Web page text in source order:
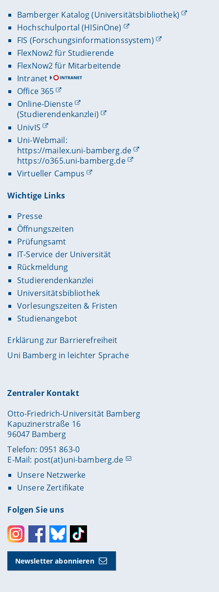
Bamberger Katalog (Universitätsbibliothek)
Hochschulportal (HISinOne)
FIS (Forschungsinformationssystem)
FlexNow2 für Studierende
FlexNow2 für Mitarbeitende
Intranet
Office 365
Online-Dienste
(Studierendenkanzlei)
UnivIS
Uni-Webmail:
https://mailex.uni-bamberg.de
https://o365.uni-bamberg.de
Virtueller Campus
Wichtige Links
Presse
Öffnungszeiten
Prüfungsamt
IT-Service der Universität
Rückmeldung
Studierendenkanzlei
Universitätsbibliothek
Vorlesungszeiten & Fristen
Studienangebot
Erklärung zur Barrierefreiheit
Uni Bamberg in leichter Sprache
Zentraler Kontakt
Otto-Friedrich-Universität Bamberg
Kapuzinerstraße 16
96047 Bamberg
Telefon: 0951 863-0
E-Mail: post(at)uni-bamberg.de
Unsere Netzwerke
Unsere Zertifikate
Folgen Sie uns
InstagramFacebookBlueskyToktok
Newsletter abonnieren